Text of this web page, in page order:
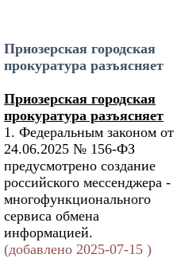
Приозерская городская
прокуратура разъясняет
Приозерская городская
прокуратура разъясняет
1. Федеральным законом от
24.06.2025 № 156-ФЗ
предусмотрено создание
российского мессенджера -
многофункционального
сервиса обмена
информацией.
(добавлено 2025-07-15 )